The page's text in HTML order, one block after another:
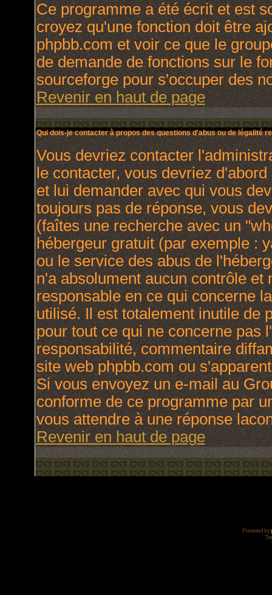
Ce programme a été écrit et est
croyez qu'une fonction doit être
phpbb.com et voir ce que le
de demande de fonctions sur le
sourceforge pour s'occuper des
Revenir en haut de page
Qui dois-je contacter à propos des questions d'abus ou de légalité
Vous devriez contacter
le contacter, vous devriez
et lui demander avec qui vous
toujours pas de réponse, vous
(faîtes une recherche avec un
hébergeur gratuit (par exemple :
ou le service des abus de
n'a absolument aucun contrôle et
responsable en ce qui concerne
utilisé. Il est totalement inutile de
pour tout ce qui ne concerne pas
responsabilité, commentaire
site web phpbb.com ou
Si vous envoyez un e-mail au
conforme de ce programme par
vous attendre à une réponse
Revenir en haut de page
Powered by